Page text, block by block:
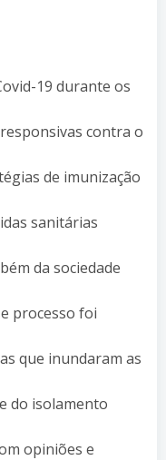
19 durante os
contra o
de imunização
sanitárias
da sociedade
processo foi
que inundaram as
do isolamento
opiniões e